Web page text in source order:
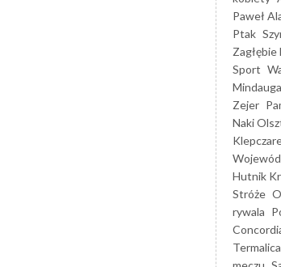
Paweł
Ptak
Zagłębie
Sport
Zejer
Naki
Hutnik
Stróże
rywala